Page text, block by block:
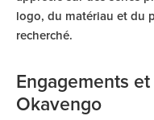
logo, du matériau et du
recherché.
Engagements
Okavengo